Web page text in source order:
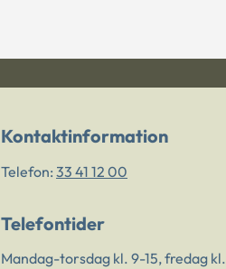
Kontaktinformation
Telefon: 33 41 12 00
Telefontider
Mandag-torsdag kl. 9-15, fredag